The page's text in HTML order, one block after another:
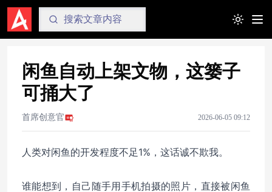
Toggle
闲鱼自动上架文物，这篓子
可捅大了
首席创意官 2026-06-05 09:12
人类对闲鱼的开发程度不足1%，这话诚不欺我。
谁能想到，自己随手用手机拍摄的照片，直接被闲鱼